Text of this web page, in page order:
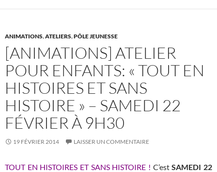
o
ANIMATIONS,ATELIERS,PÔLE JEUNESSE
[ANIMATIONS] ATELIER
POUR ENFANTS: « TOUT EN
HISTOIRES ET SANS
HISTOIRE » – SAMEDI 22
FÉVRIER À 9H30
19 FÉVRIER 2014 LAISSER UN COMMENTAIRE
TOUT EN HISTOIRES ET SANS HISTOIRE ! C’estSAMEDI 22